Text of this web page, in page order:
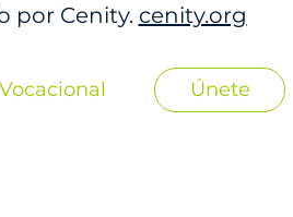
por Cenity. cenity.org
Únete